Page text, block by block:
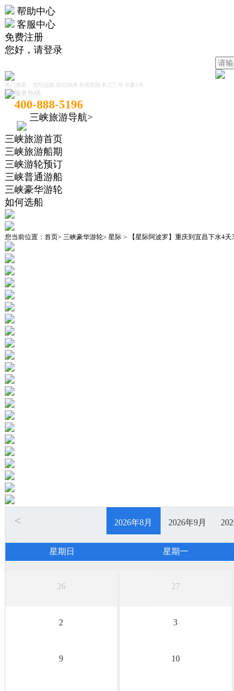
帮助中心
客服中心
免费注册
您好， 请登录
热门搜索： 世纪远航 世纪绿洲 美维凯悦 长江三号 华夏3号
服务热线
400-888-5196
三峡旅游导航>
三峡旅游首页
三峡旅游船期
三峡游轮预订
三峡普通游船
三峡豪华游轮
如何选船
您当前位置： 首页> 三峡豪华游轮> 星际 > 【星际阿波罗】重庆到宜昌下水4天
< 2026年8月 2026年9月
星期日 星期一
26 27
2 3
9 10